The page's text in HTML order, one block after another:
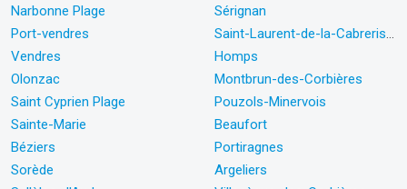
Narbonne Plage
Sérignan
Port-vendres
Saint-Laurent-de-la-Cabrerisse
Vendres
Homps
Olonzac
Montbrun-des-Corbières
Saint Cyprien Plage
Pouzols-Minervois
Sainte-Marie
Beaufort
Béziers
Portiragnes
Sorède
Argeliers